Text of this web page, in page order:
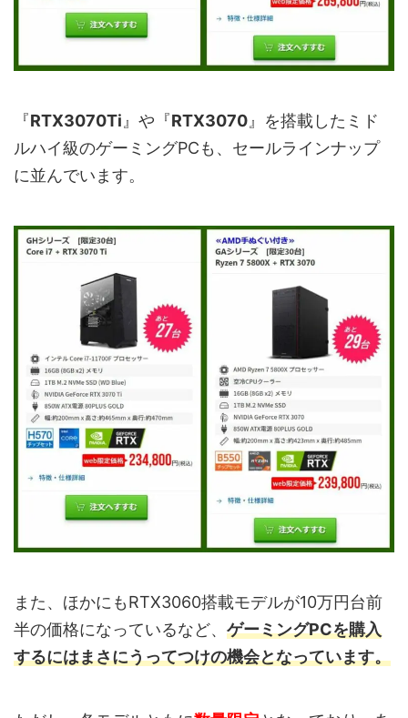
『RTX3070Ti 』や『RTX3070 』を搭載したミド
ルハイ級のゲーミングPCも、セールラインナップ
に並んでいます。
また、ほかにもRTX3060搭載モデルが10万円台前
半の価格になっているなど、 ゲーミングPCを購入
するにはまさにうってつけの機会となっています。